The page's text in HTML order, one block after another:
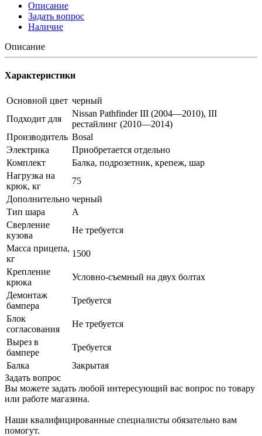
Описание
Задать вопрос
Наличие
Описание
Характеристики
Основной цвет черный
Подходит для
Nissan Pathfinder III (2004—2010), III
рестайлинг (2010—2014)
Производитель Bosal
Электрика
Приобретается отдельно
Комплект
Балка, подрозетник, крепеж, шар
Нагрузка на
крюк, кг
75
Дополнительно черный
Тип шара
A
Сверление
кузова
Не требуется
Масса прицепа,
кг
1500
Крепление
крюка
Условно-съемный на двух болтах
Демонтаж
бампера
Требуется
Блок
согласования
Не требуется
Вырез в
бампере
Требуется
Балка
Закрытая
Задать вопрос
Вы можете задать любой интересующий вас вопрос по товару
или работе магазина.
Наши квалифицированные специалисты обязательно вам
помогут.